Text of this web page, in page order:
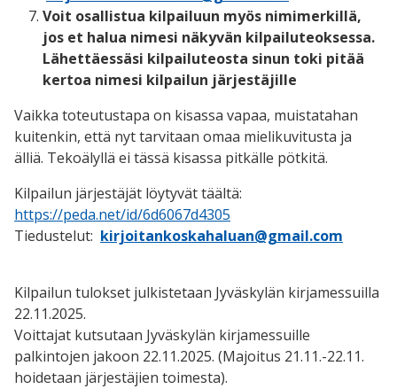
Voit osallistua kilpailuun myös nimimerkillä,
jos et halua nimesi näkyvän kilpailuteoksessa.
Lähettäessäsi kilpailuteosta sinun toki pitää
kertoa nimesi kilpailun järjestäjille
Vaikka toteutustapa on kisassa vapaa, muistatahan
kuitenkin, että nyt tarvitaan omaa mielikuvitusta ja
älliä. Tekoälyllä ei tässä kisassa pitkälle pötkitä.
Kilpailun järjestäjät löytyvät täältä:
https://peda.net/id/6d6067d4305
Tiedustelut: kirjoitankoskahaluan@gmail.com
Kilpailun tulokset julkistetaan Jyväskylän kirjamessuilla
22.11.2025.
Voittajat kutsutaan Jyväskylän kirjamessuille
palkintojen jakoon 22.11.2025. (Majoitus 21.11.-22.11.
hoidetaan järjestäjien toimesta).